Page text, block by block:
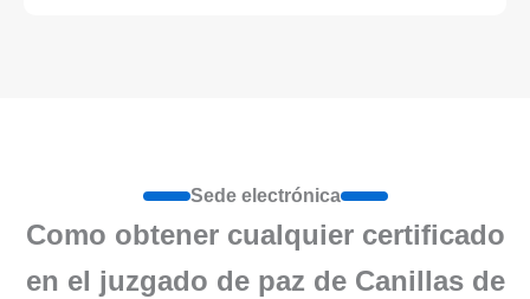
Sede electrónica
Como obtener cualquier certificado
en el juzgado de paz de Canillas de